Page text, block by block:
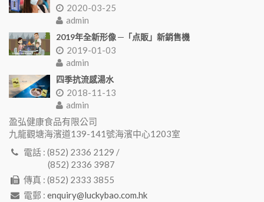
2020-03-25
admin
2019年全新形像 ─「点販」新銷售機
2019-01-03
admin
四季抗流感湯水
2018-11-13
admin
盈弘健康食品有限公司
九龍觀塘海濱道139-141號海濱中心1203室
電話 : (852) 2336 2129 /
(852) 2336 3987
傳真 : (852) 2333 3855
電郵 : enquiry@luckybao.com.hk